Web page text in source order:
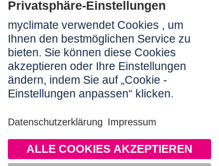
Rechtliches:
Impressum
Nutzungshinweis
AGB
Datenschutz
Barrierefreiheit